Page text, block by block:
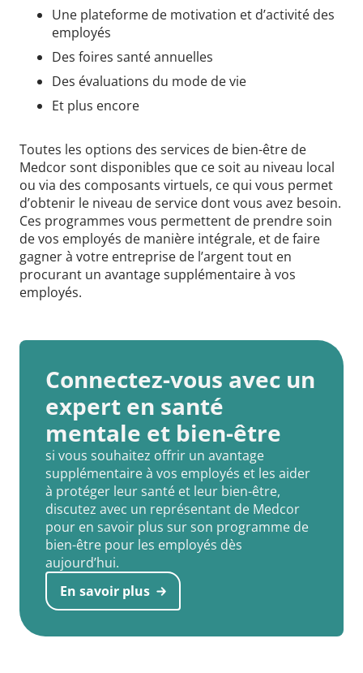
Une plateforme de motivation et d’activité des
employés
Des foires santé annuelles
Des évaluations du mode de vie
Et plus encore
Toutes les options des services de bien-être de
Medcor sont disponibles que ce soit au niveau local
ou via des composants virtuels, ce qui vous permet
d’obtenir le niveau de service dont vous avez besoin.
Ces programmes vous permettent de prendre soin
de vos employés de manière intégrale, et de faire
gagner à votre entreprise de l’argent tout en
procurant un avantage supplémentaire à vos
employés.
Connectez-vous avec un
expert en santé
mentale et bien-être
si vous souhaitez offrir un avantage
supplémentaire à vos employés et les aider
à protéger leur santé et leur bien-être,
discutez avec un représentant de Medcor
pour en savoir plus sur son programme de
bien-être pour les employés dès
aujourd’hui.
En savoir plus